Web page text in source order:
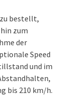
bestellt,
zum
der
Speed
und im
bis 210 km/h.